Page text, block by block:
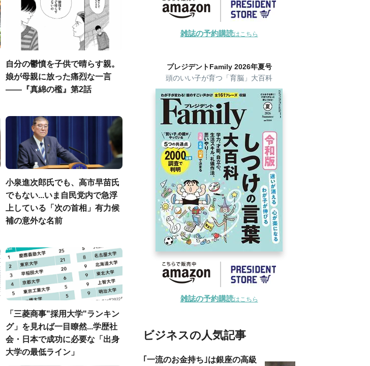
自分の鬱憤を子供で晴らす親。
娘が母親に放った痛烈な一言
――『真綿の檻』第2話
小泉進次郎氏でも、高市早苗氏
でもない...いま自民党内で急浮
上している「次の首相」有力候
補の意外な名前
「三菱商事"採用大学"ランキン
グ」を見れば一目瞭然...学歴社
会・日本で成功に必要な「出身
大学の最低ライン」
雑誌の予約購読はこちら
プレジデントFamily 2026年夏号
頭のいい子が育つ「育脳」大百科
雑誌の予約購読はこちら
ビジネスの人気記事
｢一流のお金持ち｣は銀座の高級